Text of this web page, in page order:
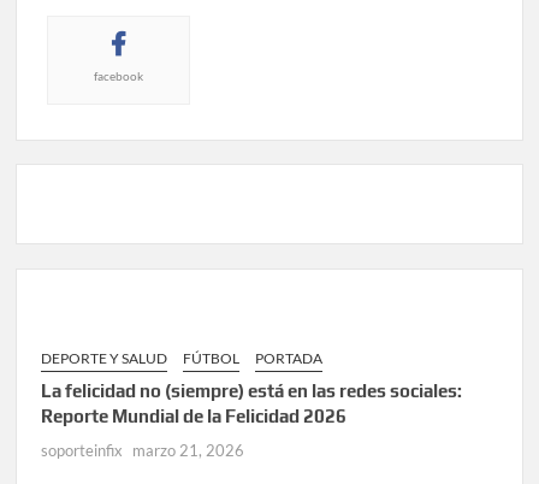
facebook
DEPORTE Y SALUD FÚTBOL PORTADA
La felicidad no (siempre) está en las redes sociales:
Reporte Mundial de la Felicidad 2026
soporteinfix marzo 21, 2026